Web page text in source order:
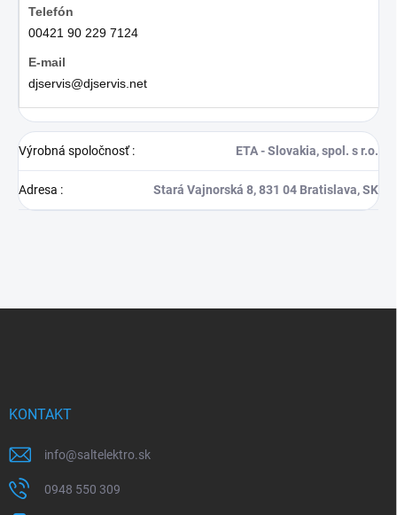
00421 90 229 7124
djservis@djservis.net
Výrobná spoločnosť: ETA - Slovakia, spol. s r.o.
Adresa : Stará Vajnorská 8, 831 04 Bratislava, SK
KONTAKT
info@saltelektro.sk
0948 550 309